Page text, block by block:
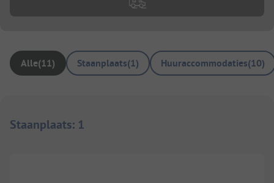
Alle(11) Staanplaats(1) Huuraccommodaties(10)
Staanplaats: 1